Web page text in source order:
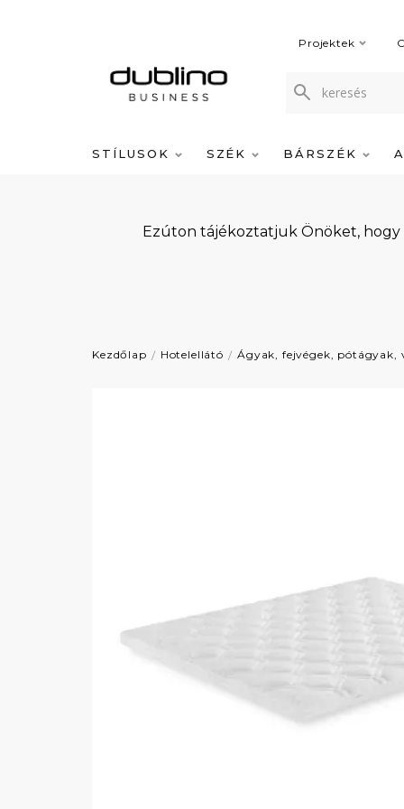
Projektek
STÍLUSOK SZÉK BÁRSZÉK
Ezúton tájékoztatjuk Önöket, hogy
Kezdőlap Hotelellátó Ágyak, fejvégek, pótágyak,